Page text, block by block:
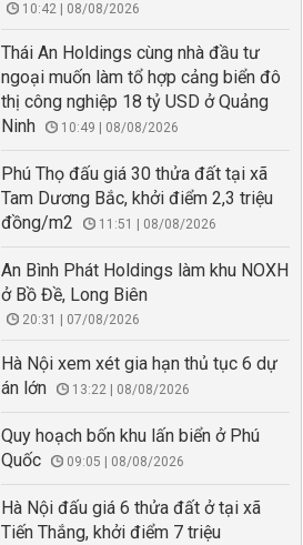
10:42 | 08/08/2026
Thái An Holdings cùng nhà đầu tư
ngoại muốn làm tổ hợp cảng biển đô
thị công nghiệp 18 tỷ USD ở Quảng
Ninh
10:49 | 08/08/2026
Phú Thọ đấu giá 30 thửa đất tại xã
Tam Dương Bắc, khởi điểm 2,3 triệu
đồng/m2
11:51 | 08/08/2026
An Bình Phát Holdings làm khu NOXH
ở Bồ Đề, Long Biên
20:31 | 07/08/2026
Hà Nội xem xét gia hạn thủ tục 6 dự
án lớn
13:22 | 08/08/2026
Quy hoạch bốn khu lấn biển ở Phú
Quốc
09:05 | 08/08/2026
Hà Nội đấu giá 6 thửa đất ở tại xã
Tiến Thắng, khởi điểm 7 triệu